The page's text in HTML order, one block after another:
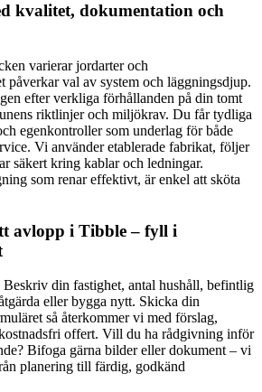
kvalitet, dokumentation och
varierar jordarter och
påverkar val av system och läggningsdjup.
efter verkliga förhållanden på din tomt
riktlinjer och miljökrav. Du får tydliga
egenkontroller som underlag för både
Vi använder etablerade fabrikat, följer
säkert kring kablar och ledningar.
som renar effektivt, är enkel att sköta
avlopp i Tibble – fyll i
Beskriv din fastighet, antal hushåll, befintlig
eller bygga nytt. Skicka din
så återkommer vi med förslag,
offert. Vill du ha rådgivning inför
Bifoga gärna bilder eller dokument – vi
planering till färdig, godkänd